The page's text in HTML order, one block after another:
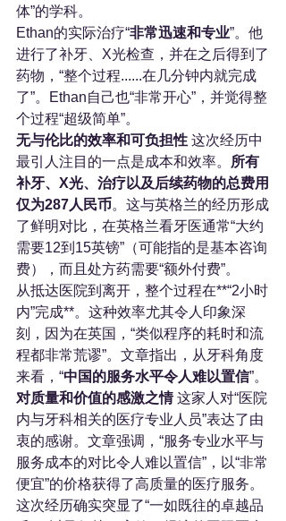
体”的学科。
Ethan的实际治疗“非常迅速和专业”。他
进行了补牙、X光检查，并在之后得到了
药物，“整个过程......在几分钟内就完成
了”。Ethan自己也“非常开心”，并觉得整
个过程“超级简单”。
无与伦比的效率和可负担性 这次经历中
最引人注目的一点是成本和效率。
所有
补牙、X光、治疗以及后续药物的总费用
仅为287人民币。这与英格兰的经历形成
了鲜明对比，在英格兰看牙医通常“大约
需要12到15英镑”（可能指的是基本咨询
费），而且处方药需要“额外付费”。
从抵达医院到离开，整个过程在**“2小时
内”完成**。这种效率尤其令人印象深
刻，因为在英国，“类似程序的耗时和流
程都非常荒谬”。文章指出，从牙科角度
来看，“中国的服务水平令人难以置信”。
对质量和价值的感激之情 这家人对“医院
内与牙科相关的医疗专业人员”表达了由
衷的感谢。文章强调，“服务专业水平与
服务成本的对比令人难以置信”，以“非常
便宜”的价格获得了高质量的医疗服务。
这次经历确实突显了“一如既往的卓越品